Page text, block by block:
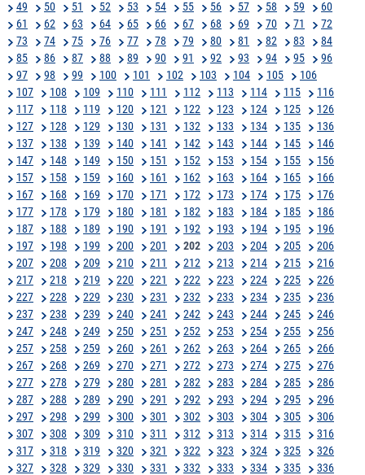
49
50 51 52 53 54 55 56 57 58 59
60
61
62 63 64 65 66 67 68 69 70 71
72
73
74 75 76 77 78 79 80 81 82 83
84
85
86 87 88 89 90 91 92 93 94 95
96
97
98 99 100 101 102 103 104 105
106
107
108 109 110 111 112 113 114 115
116
117
118 119 120 121 122 123 124 125
126
127
128 129 130 131 132 133 134 135
136
137
138 139 140 141 142 143 144 145
146
147
148 149 150 151 152 153 154 155
156
157
158 159 160 161 162 163 164 165
166
167
168 169 170 171 172 173 174 175
176
177
178 179 180 181 182 183 184 185
186
187
188 189 190 191 192 193 194 195
196
197
198 199 200 201 202 203 204 205
206
207
208 209 210 211 212 213 214 215
216
217
218 219 220 221 222 223 224 225
226
227
228 229 230 231 232 233 234 235
236
237
238 239 240 241 242 243 244 245
246
247
248 249 250 251 252 253 254 255
256
257
258 259 260 261 262 263 264 265
266
267
268 269 270 271 272 273 274 275
276
277
278 279 280 281 282 283 284 285
286
287
288 289 290 291 292 293 294 295
296
297
298 299 300 301 302 303 304 305
306
307
308 309 310 311 312 313 314 315
316
317
318 319 320 321 322 323 324 325
326
327
328 329 330 331 332 333 334 335
336